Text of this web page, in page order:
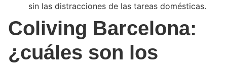
sin las distracciones de las tareas domésticas.
Coliving Barcelona:
¿cuáles son los